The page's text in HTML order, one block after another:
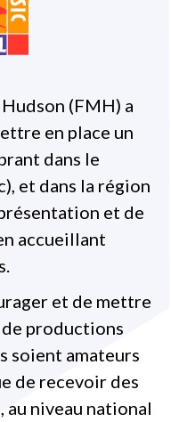
(FMH) a
en place un
dans le
et dans la région
et de
accueillant
et de mettre
productions
soient amateurs
de recevoir des
niveau national